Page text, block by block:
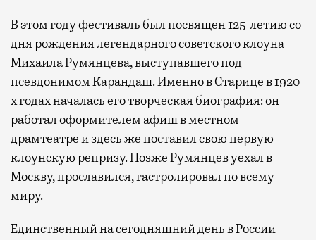
В этом году фестиваль был посвящен 125-летию со
дня рождения легендарного советского клоуна
Михаила Румянцева, выступавшего под
псевдонимом Карандаш. Именно в Старице в 1920-
х годах началась его творческая биография: он
работал оформителем афиш в местном
драмтеатре и здесь же поставил свою первую
клоунскую репризу. Позже Румянцев уехал в
Москву, прославился, гастролировал по всему
миру.
Единственный на сегодняшний день в России